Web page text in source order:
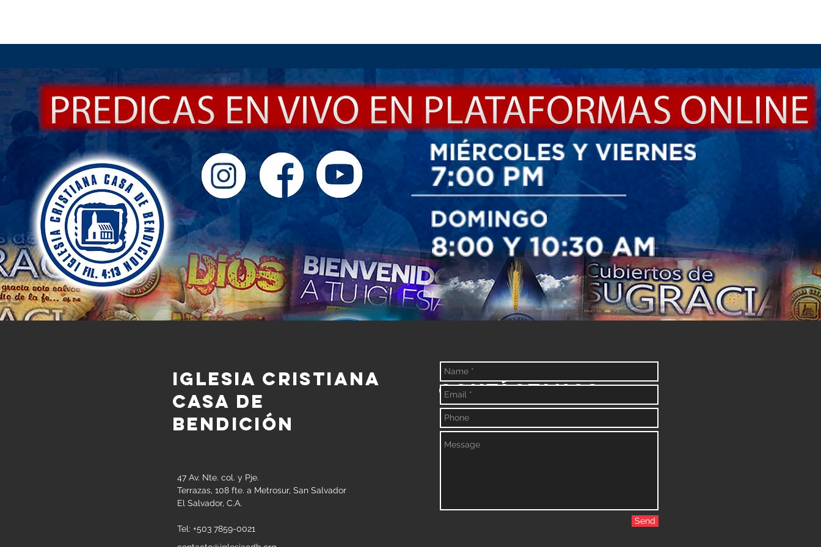
Iglesia Cristiana
casa de
bendición
47 Av. Nte. col. y Pje.
Terrazas, 108 fte. a Metrosur, San Salvador
El Salvador, C.A.
Tel: +503 7859-0021
Contáctanos
Send